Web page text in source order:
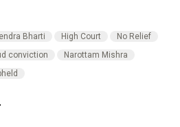
Bharti High Court
No Relief
conviction
Narottam Mishra